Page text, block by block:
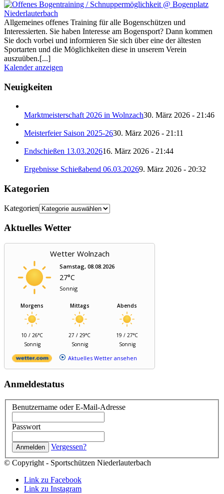
Allgemeines offenes Training für alle Bogenschützen und
Interessierten. Sie haben Interesse am Bogensport? Dann kommen
Sie doch vorbei und informieren Sie sich über eine der ältesten
Sportarten und die Möglichkeiten diese in unserem Verein
auszuüben.[...]
Kalender anzeigen
Neuigkeiten
Marktmeisterschaft 2026 in Wolnzach30. März 2026 - 21:46
Meisterfeier Saison 2025-2630. März 2026 - 21:11
Endschießen 13.03.202616. März 2026 - 21:44
Ergebnisse Schießabend 06.03.20269. März 2026 - 20:32
Kategorien
Kategorien
Aktuelles Wetter
Wetter Wolnzach
Samstag, 08.08.2026
27°C
Sonnig
Morgens
10 / 26°C
Sonnig
Mittags
27 / 29°C
Sonnig
Abends
19 / 27°C
Sonnig
Aktuelles Wetter ansehen
Anmeldestatus
Benutzername oder E-Mail-Adresse
Passwort
Vergessen?
© Copyright - Sportschützen Niederlauterbach
Link zu Facebook
Link zu Instagram